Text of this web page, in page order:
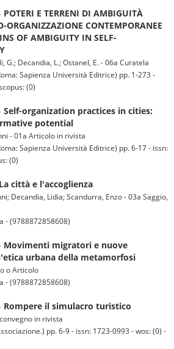
POTERI E TERRENI DI AMBIGUITÀ
ORGANIZZAZIONE CONTEMPORANEE
OF AMBIGUITY IN SELF-
G.; Decandia, L.; Ostanel, E. - 06a Curatela
Sapienza Università Editrice) pp. 1-273 -
(0)
Self-organization practices in cities:
potential
- 01a Articolo in rivista
Sapienza Università Editrice) pp. 6-17 - issn:
(0)
La città e l'accoglienza
Decandia, Lidia; Scandurra, Enzo - 03a Saggio,
- (9788872858608)
Movimenti migratori e nuove
urbana della metamorfosi
o Articolo
- (9788872858608)
Rompere il simulacro turistico
in rivista
pp. 6-9 - issn: 1723-0993 - wos: (0) -